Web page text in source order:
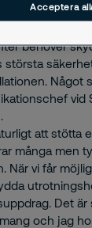
behöver
största
Något
vid
att stötta
många men
När vi får
Det är
och jag
Acceptera